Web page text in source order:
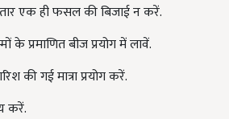
एक ही फसल की बिजाई न करें.
के प्रमाणित बीज प्रयोग में लावें.
की गई मात्रा प्रयोग करें.
करें.